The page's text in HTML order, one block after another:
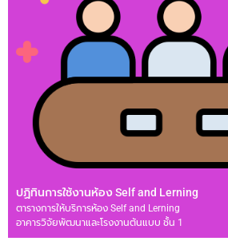
ปฏิทินการใช้งานห้อง Self and Lerning
ตารางการให้บริการห้อง Self and Lerning
อาคารวิจัยพัฒนาและโรงงานต้นแบบ ชั้น 1